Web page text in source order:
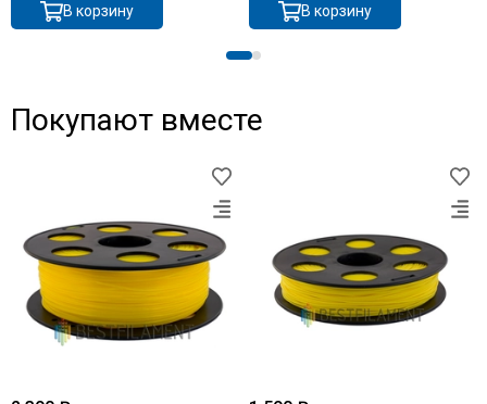
В корзину В корзину
Покупают вместе